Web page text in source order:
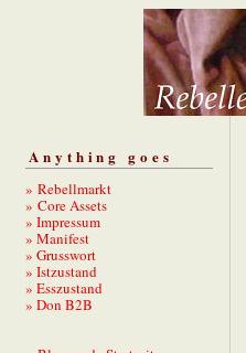
Anything goes
» Rebellmarkt
» Core Assets
» Impressum
» Manifest
» Grusswort
» Istzustand
» Esszustand
» Don B2B